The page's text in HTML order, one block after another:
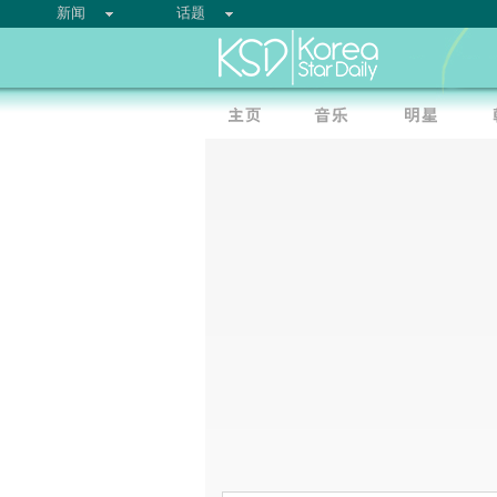
新闻 话题